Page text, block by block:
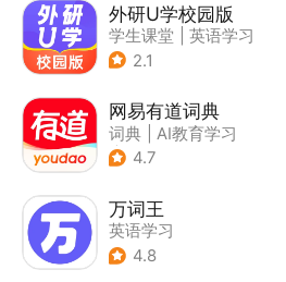
外研U学校园版
学生课堂
英语学习
2.1
网易有道词典
词典
AI教育学习
| 英语学习
4.7
万词王
英语学习
4.8